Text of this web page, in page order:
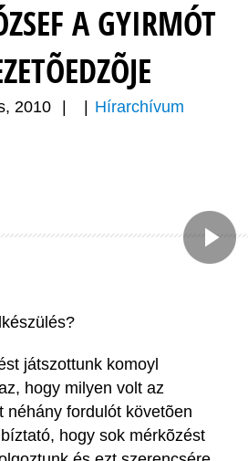
A GYIRMÓT
2010 Hírarchívum
játszottunk komoyl
hogy milyen volt az
néhány fordulót követõen
hogy sok mérkõzést